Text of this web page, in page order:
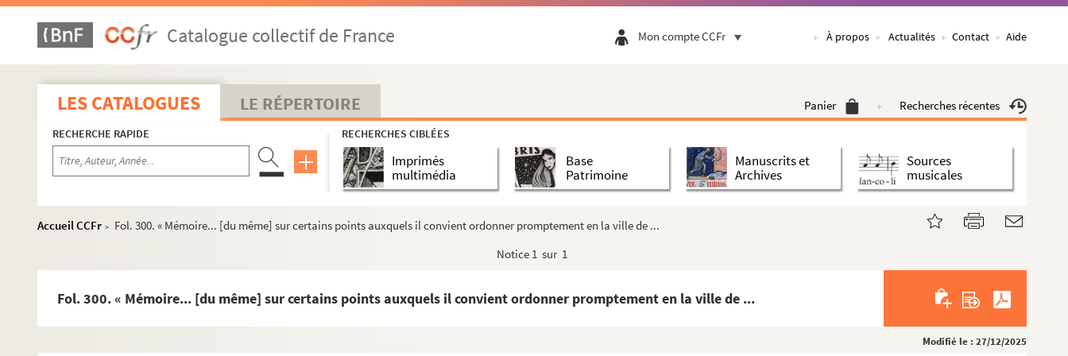
Catalogue collectif de France Mon compte CCFr À propos Actualités Contact Aide
LES CATALOGUES LE RÉPERTOIRE Panier Recherches récentes
RECHERCHE RAPIDE RECHERCHES CIBLÉES
Imprimés
multimédia
Base
Patrimoine
Manuscrits et
Archives
Sources
musicales
Accueil CCFr >
Fol. 300. « Mémoire... [du même] sur certains points auxquels il convient ordonner promptement en la ville de ...
Notice 1 sur 1
Fol. 300. « Mémoire... [du même] sur certains points auxquels il convient ordonner promptement en la ville de ...
Modifié le : 27/12/2025
Fol. 98. Fondation d'un chapitre et concession de franchises à la ville de Nozeroy
Fol. 115. Notes relevées dans les actes du chapitre métropolitain de Besançon, par Jean-Jacques Chiflet
Fol. 128. Lettre du cardinal Barberini sur l'incompatibilité du cumul du doyenné de Poligny et d'un canonicat ...
Fol. 129. Patente de nomination, par Charles-Quint, du chanoine Remy d'Occors à l'abbaye des Trois-Rois, à cha...
Fol. 130. Réclamations au sujet de pains d'abbaye concédés à des laïques en divers couvents de Franche-Comté p...
Fol. 136. « Remonstrances du chapitre métropolitain de Besançon à la cour de Parlement de [Franche-Comté], sur...
Fol. 162. Sentence du tribunal de rote prononçant la nullité du mariage que Nicole de Savigny prétendait avoir...
Fol. 192. Statuts de la confrérie de la Croix instituée dans l'église du couvent des Cordeliers de Besançon